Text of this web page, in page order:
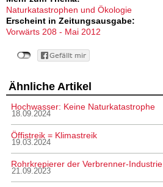
Naturkatastrophen und Ökologie
Erscheint in Zeitungsausgabe:
Vorwärts 208 - Mai 2012
Ähnliche Artikel
Hochwasser: Keine Naturkatastrophe
18.09.2024
Öffistreik = Klimastreik
19.03.2024
Rohrkrepierer der Verbrenner-Industrie
21.09.2023